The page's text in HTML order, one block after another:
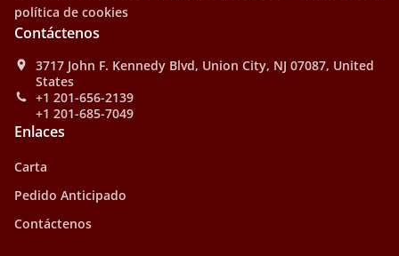
política de cookies
Contáctenos
3717 John F. Kennedy Blvd, Union City, NJ 07087, United
States
+1 201-656-2139
+1 201-685-7049
Enlaces
Carta
Pedido Anticipado
Contáctenos